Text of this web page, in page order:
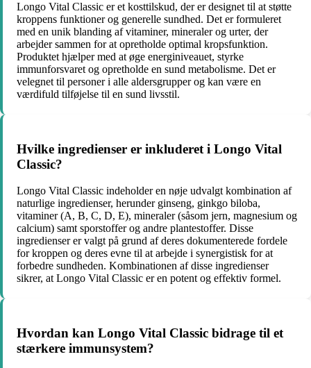
Longo Vital Classic er et kosttilskud, der er designet til at støtte
kroppens funktioner og generelle sundhed. Det er formuleret
med en unik blanding af vitaminer, mineraler og urter, der
arbejder sammen for at opretholde optimal kropsfunktion.
Produktet hjælper med at øge energiniveauet, styrke
immunforsvaret og opretholde en sund metabolisme. Det er
velegnet til personer i alle aldersgrupper og kan være en
værdifuld tilføjelse til en sund livsstil.
Hvilke ingredienser er inkluderet i Longo Vital
Classic?
Longo Vital Classic indeholder en nøje udvalgt kombination af
naturlige ingredienser, herunder ginseng, ginkgo biloba,
vitaminer (A, B, C, D, E), mineraler (såsom jern, magnesium og
calcium) samt sporstoffer og andre plantestoffer. Disse
ingredienser er valgt på grund af deres dokumenterede fordele
for kroppen og deres evne til at arbejde i synergistisk for at
forbedre sundheden. Kombinationen af disse ingredienser
sikrer, at Longo Vital Classic er en potent og effektiv formel.
Hvordan kan Longo Vital Classic bidrage til et
stærkere immunsystem?